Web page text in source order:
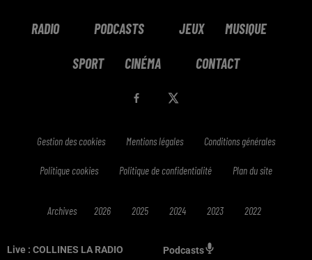
Live : COLLINES LA RADIO Podcasts
RADIO PODCASTS JEUX MUSIQUE
SPORT CINÉMA CONTACT
Gestion des cookies Mentions légales Conditions générales
Politique cookies Politique de confidentialité Plan du site
Archives 2026 2025 2024 2023 2022